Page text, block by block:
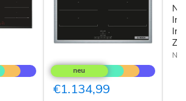
Serie
4
NXX645CB5E
Kochfeld
€1.134,99
5
Neff